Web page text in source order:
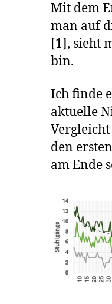
Mit dem
man auf
[1], sieht
bin.
Ich finde
aktuelle
den
am Ende